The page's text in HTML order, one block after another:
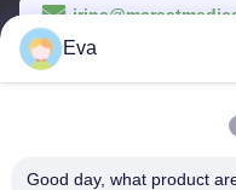
Εργασιακό χρόνο
Eva
Good day, what product